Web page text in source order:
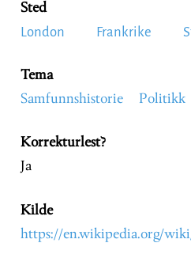
Sted
London
Frankrike
Tema
Samfunnshistorie
Politikk
Korrekturlest?
Ja
Kilde
https://en.wikipedia.org/